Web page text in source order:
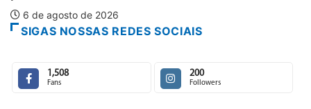
SIGAS NOSSAS REDES SOCIAIS
1,508
Fans
200
Followers